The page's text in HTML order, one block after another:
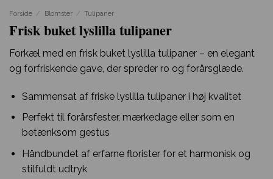
Forside / Blomster / Tulipaner
Frisk buket lyslilla tulipaner
Forkæl med en frisk buket lyslilla tulipaner – en elegant
og forfriskende gave, der spreder ro og forårsglæde.
Sammensat af friske lyslilla tulipaner i høj kvalitet
Perfekt til forårsfester, mærkedage eller som en
betænksom gestus
Håndbundet af erfarne florister for et harmonisk og
stilfuldt udtryk